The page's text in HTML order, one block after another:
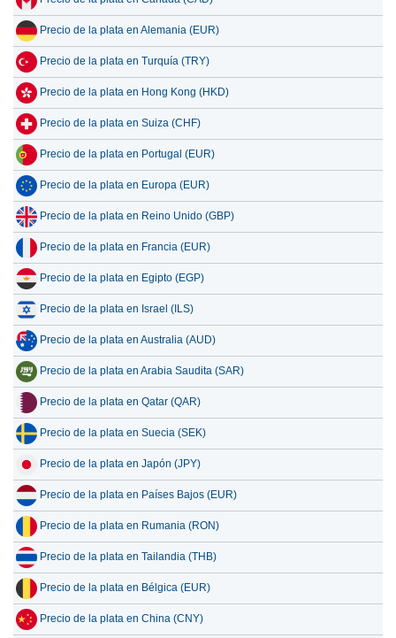
Precio de la plata en Alemania (EUR)
Precio de la plata en Turquía (TRY)
Precio de la plata en Hong Kong (HKD)
Precio de la plata en Suiza (CHF)
Precio de la plata en Portugal (EUR)
Precio de la plata en Europa (EUR)
Precio de la plata en Reino Unido (GBP)
Precio de la plata en Francia (EUR)
Precio de la plata en Egipto (EGP)
Precio de la plata en Israel (ILS)
Precio de la plata en Australia (AUD)
Precio de la plata en Arabia Saudita (SAR)
Precio de la plata en Qatar (QAR)
Precio de la plata en Suecia (SEK)
Precio de la plata en Japón (JPY)
Precio de la plata en Países Bajos (EUR)
Precio de la plata en Rumania (RON)
Precio de la plata en Tailandia (THB)
Precio de la plata en Bélgica (EUR)
Precio de la plata en China (CNY)